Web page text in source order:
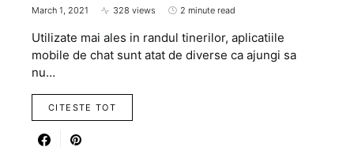
March 1, 2021 328 views 2 minute read
Utilizate mai ales in randul tinerilor, aplicatiile
mobile de chat sunt atat de diverse ca ajungi sa
nu…
CITESTE TOT